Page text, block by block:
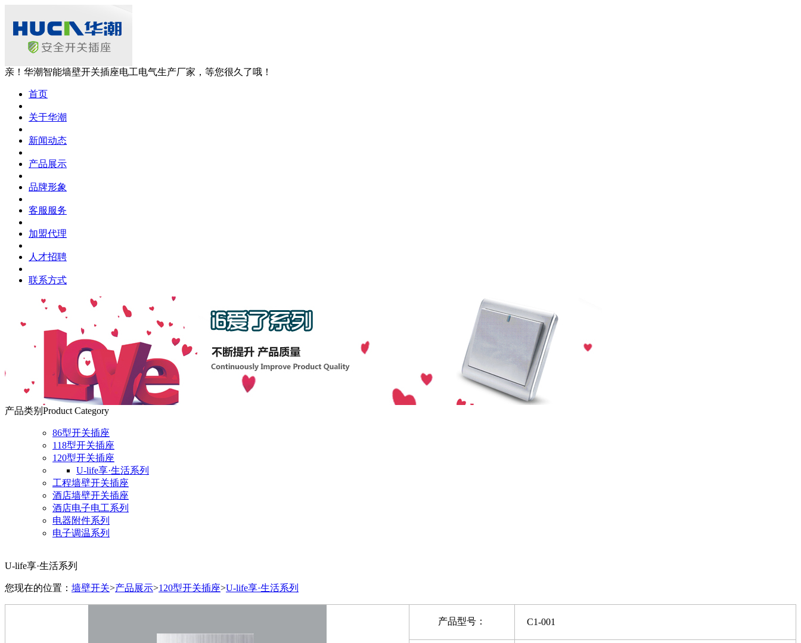
亲！华潮智能墙壁开关插座电工电气生产厂家，等您很久了哦！
首页
关于华潮
新闻动态
产品展示
品牌形象
客服服务
加盟代理
人才招聘
联系方式
产品类别 Product Category
86型开关插座
118型开关插座
120型开关插座
U-life享·生活系列
工程墙壁开关插座
酒店墙壁开关插座
酒店电子电工系列
电器附件系列
电子调温系列
U-life享·生活系列
您现在的位置： 墙壁开关>产品展示>120型开关插座>U-life享·生活系列
产品型号： C1-001